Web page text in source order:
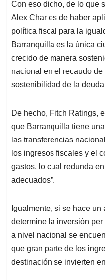
Con eso dicho, de lo que
Alex Char es de haber
política fiscal para la
Barranquilla es la única
crecido de manera
nacional en el recaudo
sostenibilidad de la deuda.
De hecho, Fitch Ratings,
que Barranquilla tiene
las transferencias
los ingresos fiscales y el
gastos, lo cual redunda
adecuados”.
Igualmente, si se hace
determine la inversión
a nivel nacional se
que gran parte de los
destinación se invierten